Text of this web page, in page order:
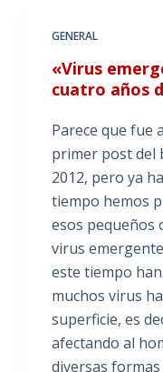
GENERAL
«Virus
cuatro años
Parece que fue
primer post del
2012, pero ya
tiempo hemos
esos pequeños
virus
este tiempo
muchos virus
superficie, es
afectando al
diversas